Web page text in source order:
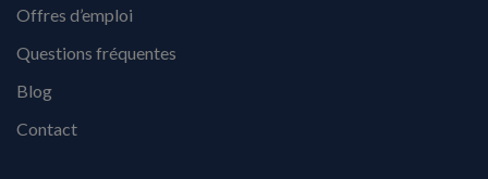
Offres d’emploi
Questions fréquentes
Blog
Contact